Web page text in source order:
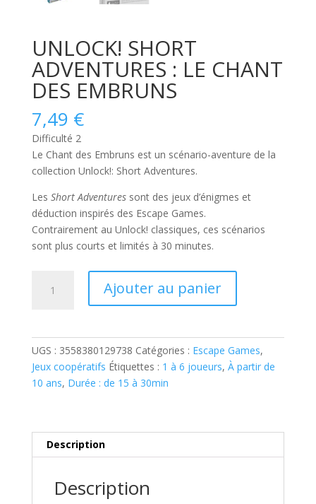
UNLOCK! SHORT
ADVENTURES : LE CHANT
DES EMBRUNS
7,49 €
Difficulté 2
Le Chant des Embruns est un scénario-aventure de la
collection Unlock!: Short Adventures.
Les Short Adventuressont des jeux d’énigmes et
déduction inspirés des Escape Games.
Contrairement au Unlock! classiques, ces scénarios
sont plus courts et limités à 30 minutes.
LE
CHANT
Ajouter au panier
UGS : 3558380129738 Catégories : Escape Games,
Jeux coopératifs Étiquettes : 1 à 6 joueurs, À partir de
10 ans, Durée : de 15 à 30min
Description
Description